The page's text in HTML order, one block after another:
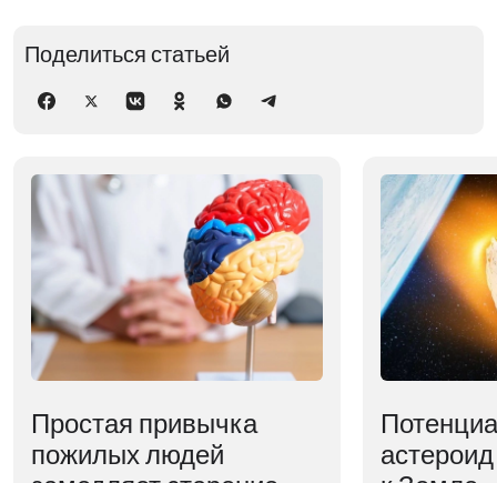
Поделиться статьей
Простая привычка
пожилых людей